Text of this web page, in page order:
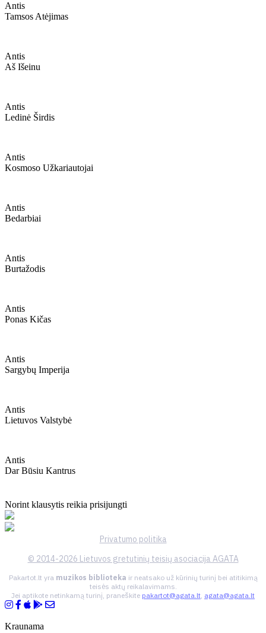
Antis
Tamsos Atėjimas
Antis
Aš Išeinu
Antis
Ledinė Širdis
Antis
Kosmoso Užkariautojai
Antis
Bedarbiai
Antis
Burtažodis
Antis
Ponas Kičas
Antis
Sargybų Imperija
Antis
Lietuvos Valstybė
Antis
Dar Būsiu Kantrus
Norint klausytis reikia prisijungti
Privatumo politika
© 2014-2026 Lietuvos gretutinių teisių asociacija AGATA
Pakartot.lt yra muzikos biblioteka ir neatsako už kūrinių turinį bei atitikimą
teisės aktų reikalavimams.
Jei aptikote netinkamą turinį, praneškite pakartot@agata.lt, agata@agata.lt
Kraunama